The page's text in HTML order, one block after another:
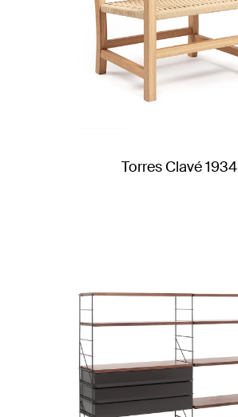
Torres Clavé 1934